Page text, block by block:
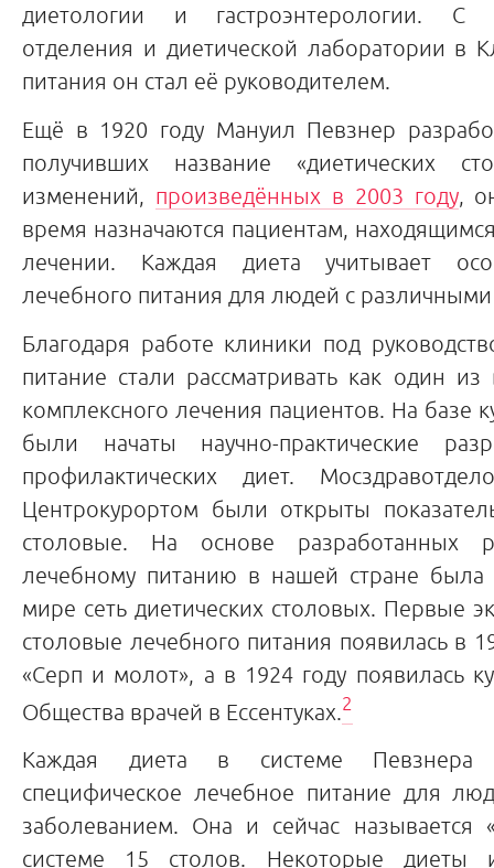
диетологии и гастроэнтерологии. С
отделения и диетической лаборатории в
питания он стал её руководителем.
Ещё в 1920 году Мануил Певзнер
получивших название «диетических
изменений, произведённых в 2003 году,
время назначаются пациентам,
лечении. Каждая диета учитывает
лечебного питания для людей с
Благодаря работе клиники под
питание стали рассматривать как один
комплексного лечения пациентов. На базе
были начаты научно-практические
профилактических диет.
Центрокурортом были открыты
столовые. На основе разработанных
лечебному питанию в нашей стране была
мире сеть диетических столовых. Первые
столовые лечебного питания появилась в
«Серп и молот», а в 1924 году появилась
Общества врачей в Ессентуках. 2
Каждая диета в системе Певзнера
специфическое лечебное питание для
заболеванием. Она и сейчас называется
системе 15 столов. Некоторые диеты